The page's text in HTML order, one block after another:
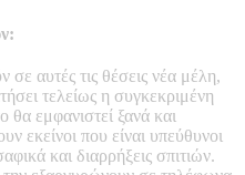
αυτές τις θέσεις νέα μέλη,
τελείως η συγκεκριμένη
θα εμφανιστεί ξανά και
εκείνοι που είναι υπεύθυνοι
και διαρρήξεις σπιτιών.